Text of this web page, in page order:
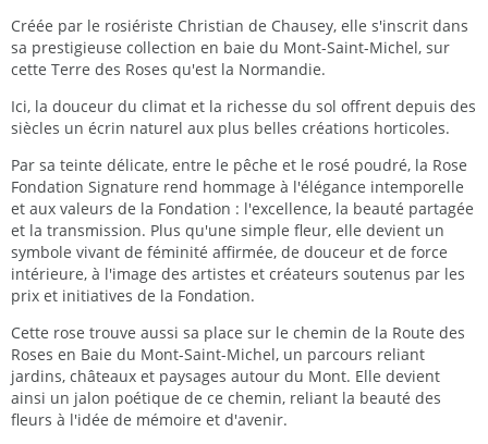
Créée par le rosiériste Christian de Chausey, elle s'inscrit dans
sa prestigieuse collection en baie du Mont-Saint-Michel, sur
cette Terre des Roses qu'est la Normandie.
Ici, la douceur du climat et la richesse du sol offrent depuis des
siècles un écrin naturel aux plus belles créations horticoles.
Par sa teinte délicate, entre le pêche et le rosé poudré, la Rose
Fondation Signature rend hommage à l'élégance intemporelle
et aux valeurs de la Fondation : l'excellence, la beauté partagée
et la transmission. Plus qu'une simple fleur, elle devient un
symbole vivant de féminité affirmée, de douceur et de force
intérieure, à l'image des artistes et créateurs soutenus par les
prix et initiatives de la Fondation.
Cette rose trouve aussi sa place sur le chemin de la Route des
Roses en Baie du Mont-Saint-Michel, un parcours reliant
jardins, châteaux et paysages autour du Mont. Elle devient
ainsi un jalon poétique de ce chemin, reliant la beauté des
fleurs à l'idée de mémoire et d'avenir.